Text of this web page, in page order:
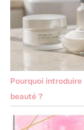
Pourquoi
beauté ?